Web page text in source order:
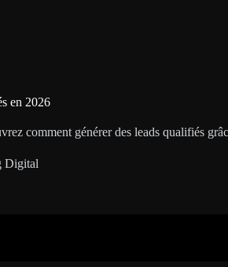
en 2026
comment générer des leads qualifiés
Digital